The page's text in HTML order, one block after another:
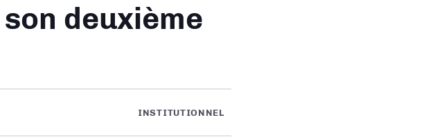
son deuxième
INSTITUTIONNEL